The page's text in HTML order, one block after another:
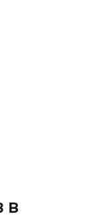
В